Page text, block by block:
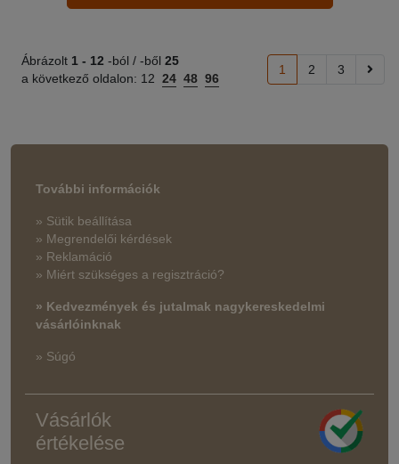
Ábrázolt 1 - 12 -ból / -ből 25
a következő oldalon: 12 24 48 96
1 2 3
További információk
» Sütik beállítása
» Megrendelői kérdések
» Reklamáció
» Miért szükséges a regisztráció?
» Kedvezmények és jutalmak nagykereskedelmi
vásárlóinknak
» Súgó
Vásárlók
értékelése